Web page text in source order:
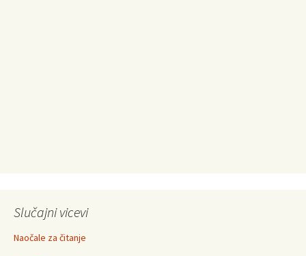
Slučajni vicevi
Naočale za čitanje